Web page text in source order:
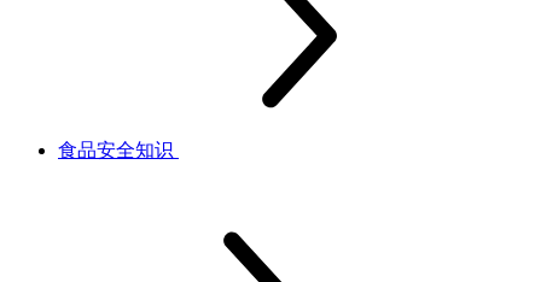
食品安全知识